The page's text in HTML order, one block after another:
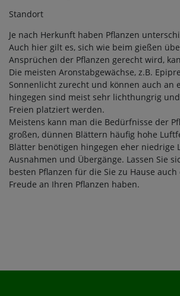
Standort
Je nach Herkunft haben Pflanzen
Auch hier gilt es, sich wie beim gießen
Ansprüchen der Pflanzen gerecht wird,
Die meisten Aronstabgewächse, z.B.
Sonnenlicht zurecht und können auch an
hingegen sind meist sehr lichthungrig
Freien platziert werden.
Meistens kann man die Bedürfnisse der
großen, dünnen Blättern häufig hohe
Blätter benötigen hingegen eher niedrige
Ausnahmen und Übergänge. Lassen Sie
besten Pflanzen für die Sie zu Hause
Freude an Ihren Pflanzen haben.